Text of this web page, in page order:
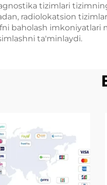
tizimlari
radiolokatsion
baholash imkoniyatlari
ta'minlaydi.